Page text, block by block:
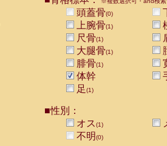
頭蓋骨(0)
上腕骨(1)
尺骨(1)
大腿骨(1)
腓骨(1)
体幹
足(1)
■性別：
オス(1)
不明(0)